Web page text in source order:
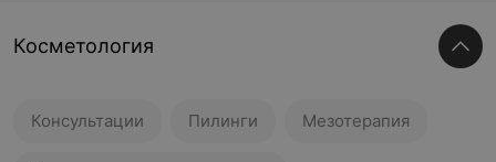
Косметология
Консультации Пилинги Мезотерапия